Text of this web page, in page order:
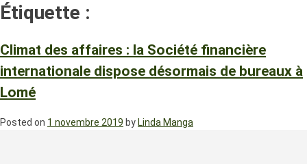
Étiquette :
Climat des affaires : la Société financière
internationale dispose désormais de bureaux à
Lomé
Posted on 1 novembre 2019 by Linda Manga